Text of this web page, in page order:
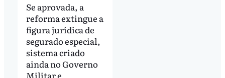
Se aprovada, a
reforma extingue a
figura jurídica de
segurado especial,
sistema criado
ainda no Governo
Militar e